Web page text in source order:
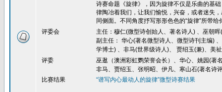
诗赛命题《旋律》，因为旋律不仅是乐曲的基
律陶冶着我们，让我们愉悦，兴奋，或者迷失
同侧面。不同角度抒写形形色色的“旋律”所带给
评委会
主任：穆仁(微型诗创始人、著名诗人) 、巫朝
副主任： 华心(著名微型诗人、微型诗刊主编)
学博士) 、非马(世界级诗人)、 贾绍玉(兼)、美
评委
巫逖（澳洲彩虹鹦荣誉会长）、华心、姚园(著
非马、贾绍玉、张明昭、伊凡、寒山石(著名诗
比赛结果
“谱写内心最动人的旋律”微型诗赛结果